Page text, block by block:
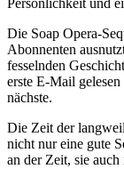
Persönlichkeit und
Die Soap Opera-
Abonnenten
fesselnden
erste E-Mail
nächste.
Die Zeit der
nicht nur eine gute
an der Zeit, sie